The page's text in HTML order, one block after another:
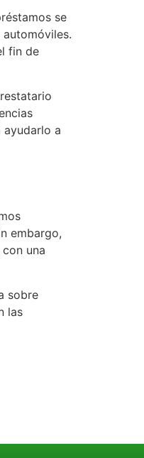
se
fin de
a
embargo,
una
sobre
las